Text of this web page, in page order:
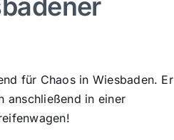
für Chaos in Wiesbaden. Er
anschließend in einer